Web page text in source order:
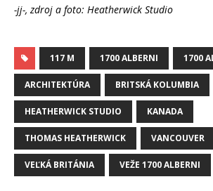
-jj-, zdroj a foto: Heatherwick Studio
117 M 1700 ALBERNI 1700
ARCHITEKTÚRA BRITSKÁ KOLUMBIA
HEATHERWICK STUDIO KANADA
THOMAS HEATHERWICK VANCOUVER
VEĽKÁ BRITÁNIA VEŽE 1700 ALBERNI